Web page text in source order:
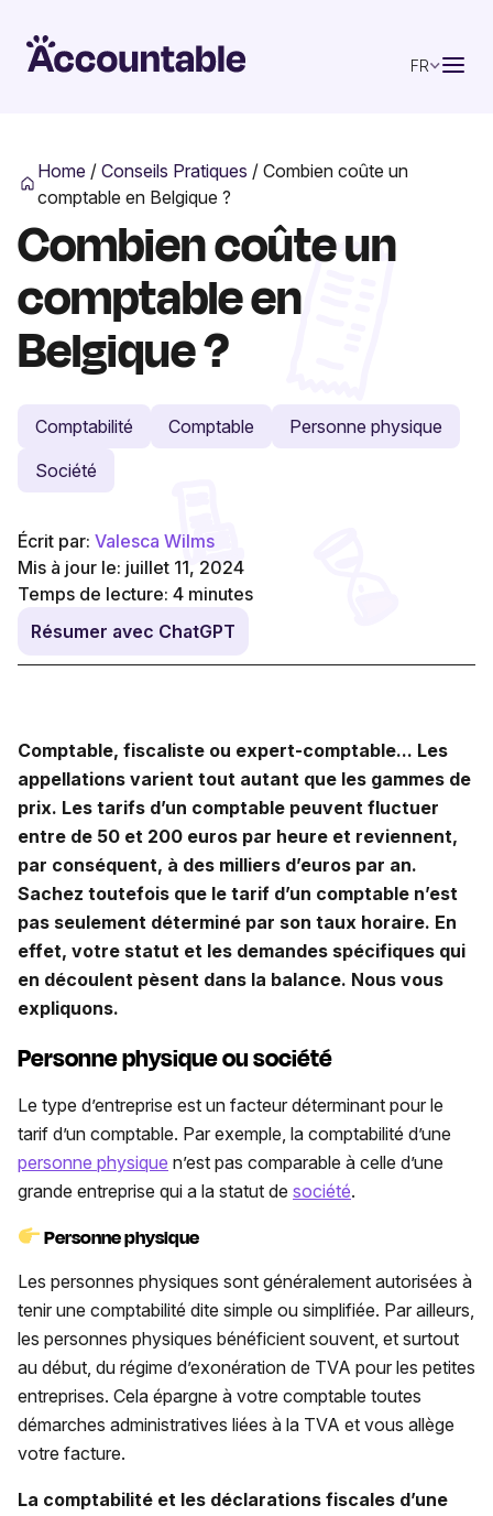
FR
Home /Conseils Pratiques /Combien coûte un
comptable en Belgique ?
Combien coûte un
comptable en
Belgique ?
Comptabilité Comptable
Personne physique
Société
Écrit par: Valesca Wilms
Mis à jour le: juillet 11, 2024
Temps de lecture: 4 minutes
Résumer avec ChatGPT
Comptable, fiscaliste ou expert-comptable... Les
appellations varient tout autant que les gammes de
prix. Les tarifs d’un comptable peuvent fluctuer
entre de 50 et 200 euros par heure et reviennent,
par conséquent, à des milliers d’euros par an.
Sachez toutefois que le tarif d’un comptable n’est
pas seulement déterminé par son taux horaire. En
effet, votre statut et les demandes spécifiques qui
en découlent pèsent dans la balance. Nous vous
expliquons.
Personne physique ou société
Le type d’entreprise est un facteur déterminant pour le
tarif d’un comptable. Par exemple, la comptabilité d’une
personne physique n’est pas comparable à celle d’une
grande entreprise qui a la statut de société.
Personne physique
Les personnes physiques sont généralement autorisées à
tenir une comptabilité dite simple ou simplifiée. Par ailleurs,
les personnes physiques bénéficient souvent, et surtout
au début, du régime d’exonération de TVA pour les petites
entreprises. Cela épargne à votre comptable toutes
démarches administratives liées à la TVA et vous allège
votre facture.
La comptabilité et les déclarations fiscales d’une